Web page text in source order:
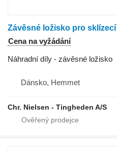
Cena na vyžádání
Náhradní díly - závěsné ložisko
Dánsko, Hemmet
Chr. Nielsen - Tingheden A/S